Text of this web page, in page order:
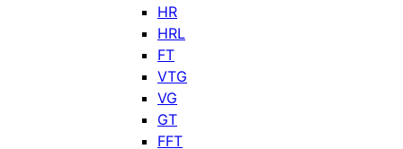
HR
HRL
FT
VTG
VG
GT
FFT